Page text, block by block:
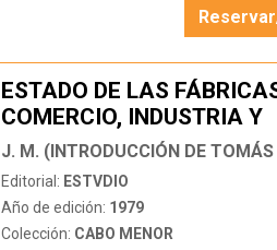
ESTADO DE LAS
COMERCIO, INDUSTRIA Y
AGRICULTURA EN LAS
DE SANTANDER (S. XVIII)
Editorial: ESTVDIO
Año de edición: 1979
Colección: CABO MENOR